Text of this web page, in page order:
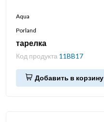
Aqua
Porland
тарелка
Код продукта 11BB17
Добавить в корзину